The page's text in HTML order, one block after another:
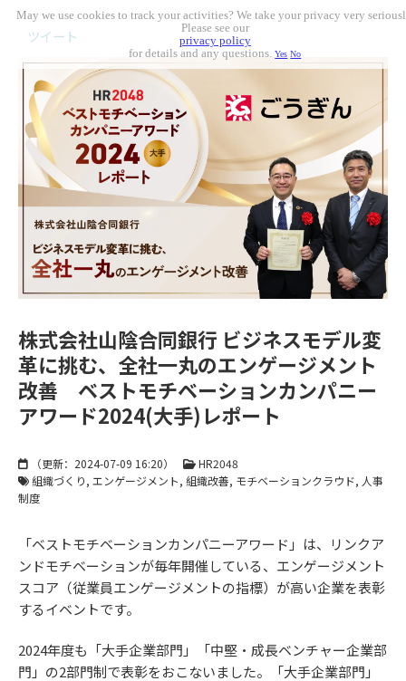
ツイート
株式会社山陰合同銀行 ビジネスモデル変
革に挑む、全社一丸のエンゲージメント
改善 ベストモチベーションカンパニー
アワード2024(大手)レポート
（更新： 2024-07-09 16:20）
HR2048
組織づくり エンゲージメント 組織改善 モチベーションクラウド 人事
制度
「ベストモチベーションカンパニーアワード」は、リンクア
ンドモチベーションが毎年開催している、エンゲージメント
スコア（従業員エンゲージメントの指標）が高い企業を表彰
するイベントです。
2024年度も「大手企業部門」「中堅・成長ベンチャー企業部
門」の2部門制で表彰をおこないました。「大手企業部門」
May we use cookies to track your activities? We take your privacy very
Please see our
privacy policy
for details and any questions.Yes No